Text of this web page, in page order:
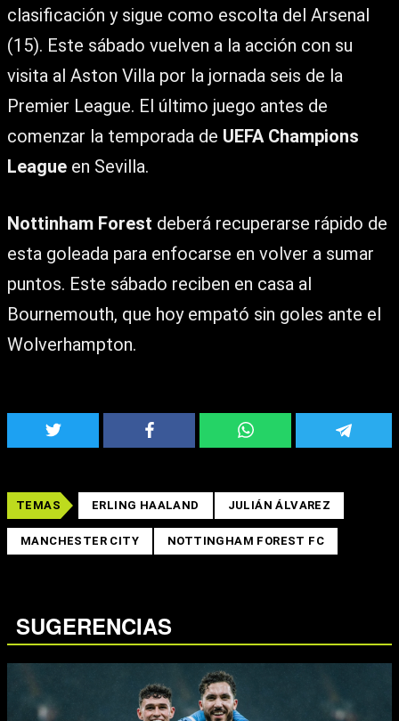
clasificación y sigue como escolta del Arsenal
(15). Este sábado vuelven a la acción con su
visita al Aston Villa por la jornada seis de la
Premier League. El último juego antes de
comenzar la temporada de UEFA Champions
League en Sevilla.
Nottinham Forest deberá recuperarse rápido de
esta goleada para enfocarse en volver a sumar
puntos. Este sábado reciben en casa al
Bournemouth, que hoy empató sin goles ante el
Wolverhampton.
TEMAS ERLING HAALAND JULIÁN ÁLVAREZ
MANCHESTER CITY NOTTINGHAM FOREST FC
SUGERENCIAS